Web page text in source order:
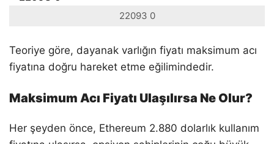
22093 0
Teoriye göre, dayanak varlığın fiyatı maksimum acı
fiyatına doğru hareket etme eğilimindedir.
Maksimum Acı Fiyatı Ulaşılırsa Ne Olur?
Her şeyden önce, Ethereum 2.880 dolarlık kullanım